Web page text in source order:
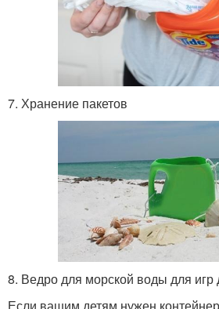
7. Хранение пакетов
8. Ведро для морской воды для игр